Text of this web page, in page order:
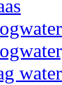
water